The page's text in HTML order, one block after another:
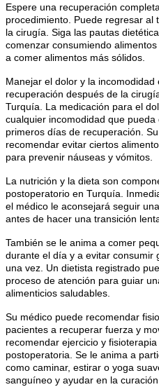
Espere una recuperación
procedimiento. Puede regresar al
la cirugía. Siga las pautas
comenzar consumiendo
a comer alimentos más sólidos.
Manejar el dolor y la
recuperación después de la
Turquía. La medicación para el
cualquier incomodidad que
primeros días de recuperación.
recomendar evitar ciertos
para prevenir náuseas y vómitos.
La nutrición y la dieta son
postoperatorio en Turquía.
el médico le aconsejará seguir
antes de hacer una transición
También se le anima a comer
durante el día y a evitar consumir
una vez. Un dietista registrado
proceso de atención para guiar
alimenticios saludables.
Su médico puede recomendar
pacientes a recuperar fuerza y
recomendar ejercicio y
postoperatoria. Se le anima a
como caminar, estirar o yoga
sanguíneo y ayudar en la curación.